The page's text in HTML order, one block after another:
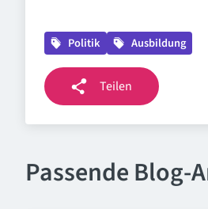
Politik Ausbildung
Teilen
Passende Blog-